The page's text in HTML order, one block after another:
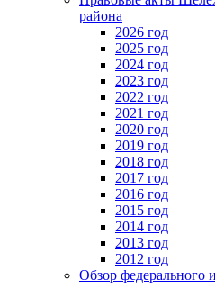
района
2026 год
2025 год
2024 год
2023 год
2022 год
2021 год
2020 год
2019 год
2018 год
2017 год
2016 год
2015 год
2014 год
2013 год
2012 год
Обзор федерального